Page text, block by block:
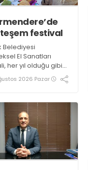
festival
Belediyesi
El Sanatları
her yıl olduğu gibi
göz nuru binlerce
el emeği ustası
Değirmendere
meydanında
2026 Pazar